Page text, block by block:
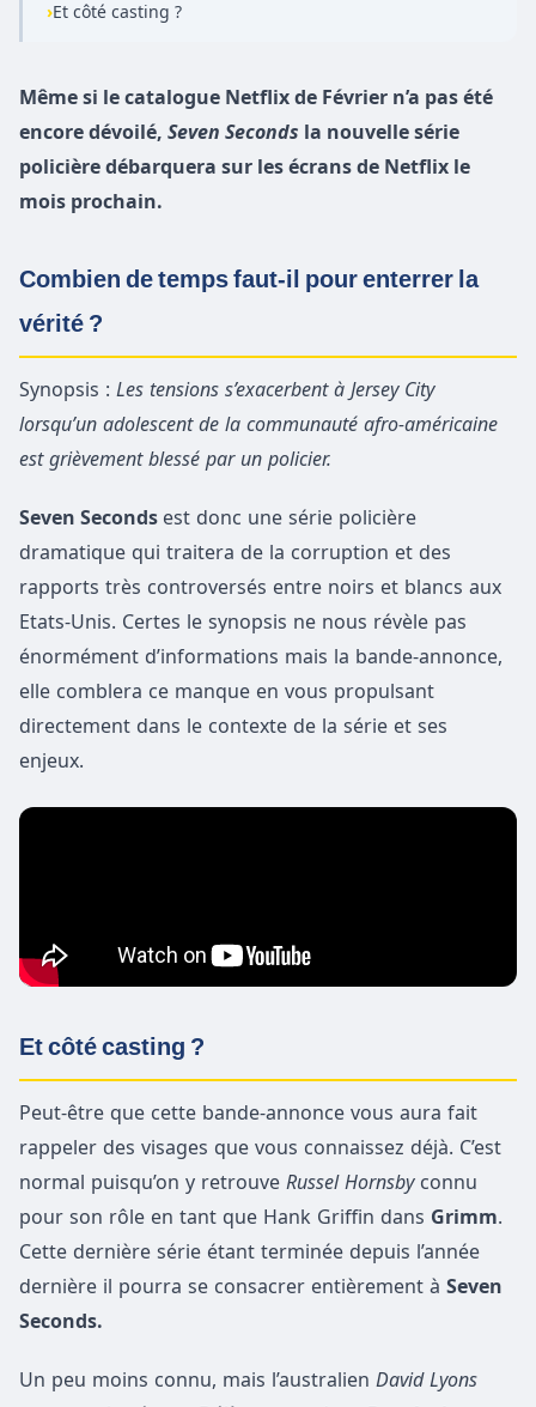
›Et côté casting ?
Même si le catalogue Netflix de Février n’a pas été
encore dévoilé, Seven Seconds la nouvelle série
policière débarquera sur les écrans de Netflix le
mois prochain.
Combien de temps faut-il pour enterrer la
vérité ?
Synopsis : Les tensions s’exacerbent à Jersey City
lorsqu’un adolescent de la communauté afro-américaine
est grièvement blessé par un policier.
Seven Seconds est donc une série policière
dramatique qui traitera de la corruption et des
rapports très controversés entre noirs et blancs aux
Etats-Unis. Certes le synopsis ne nous révèle pas
énormément d’informations mais la bande-annonce,
elle comblera ce manque en vous propulsant
directement dans le contexte de la série et ses
enjeux.
Et côté casting ?
Peut-être que cette bande-annonce vous aura fait
rappeler des visages que vous connaissez déjà. C’est
normal puisqu’on y retrouve Russel Hornsby connu
pour son rôle en tant que Hank Griffin dans Grimm.
Cette dernière série étant terminée depuis l’année
dernière il pourra se consacrer entièrement à Seven
Seconds.
Un peu moins connu, mais l’australien David Lyons